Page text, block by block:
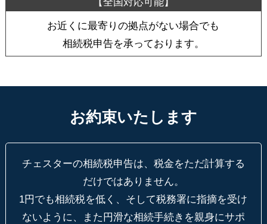
お近くに最寄りの拠点がない場合でも
相続税申告を承っております。
お約束いたします
チェスターの相続税申告は、税金をただ計算する
だけではありません。
1円でも相続税を低く、そして税務署に指摘を受け
ないように、
また円滑な相続手続きを親身にサポ